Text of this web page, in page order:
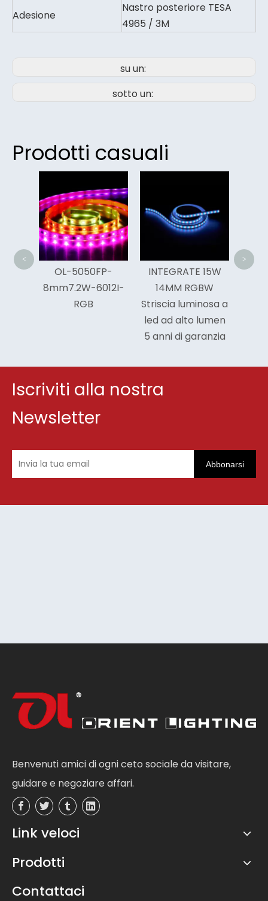
Adesione
Nastro posteriore TESA
4965 / 3M
su un:
sotto un:
Prodotti casuali
di
OL-5050FP-
8mm7.2W-6012I-
RGB
INTEGRATE 15W
14MM RGBW
Striscia luminosa a
led ad alto lumen
5 anni di garanzia
< >
Iscriviti alla nostra
Newsletter
Abbonarsi
Benvenuti amici di ogni ceto sociale da visitare,
guidare e negoziare affari.
Link veloci
Prodotti
Contattaci